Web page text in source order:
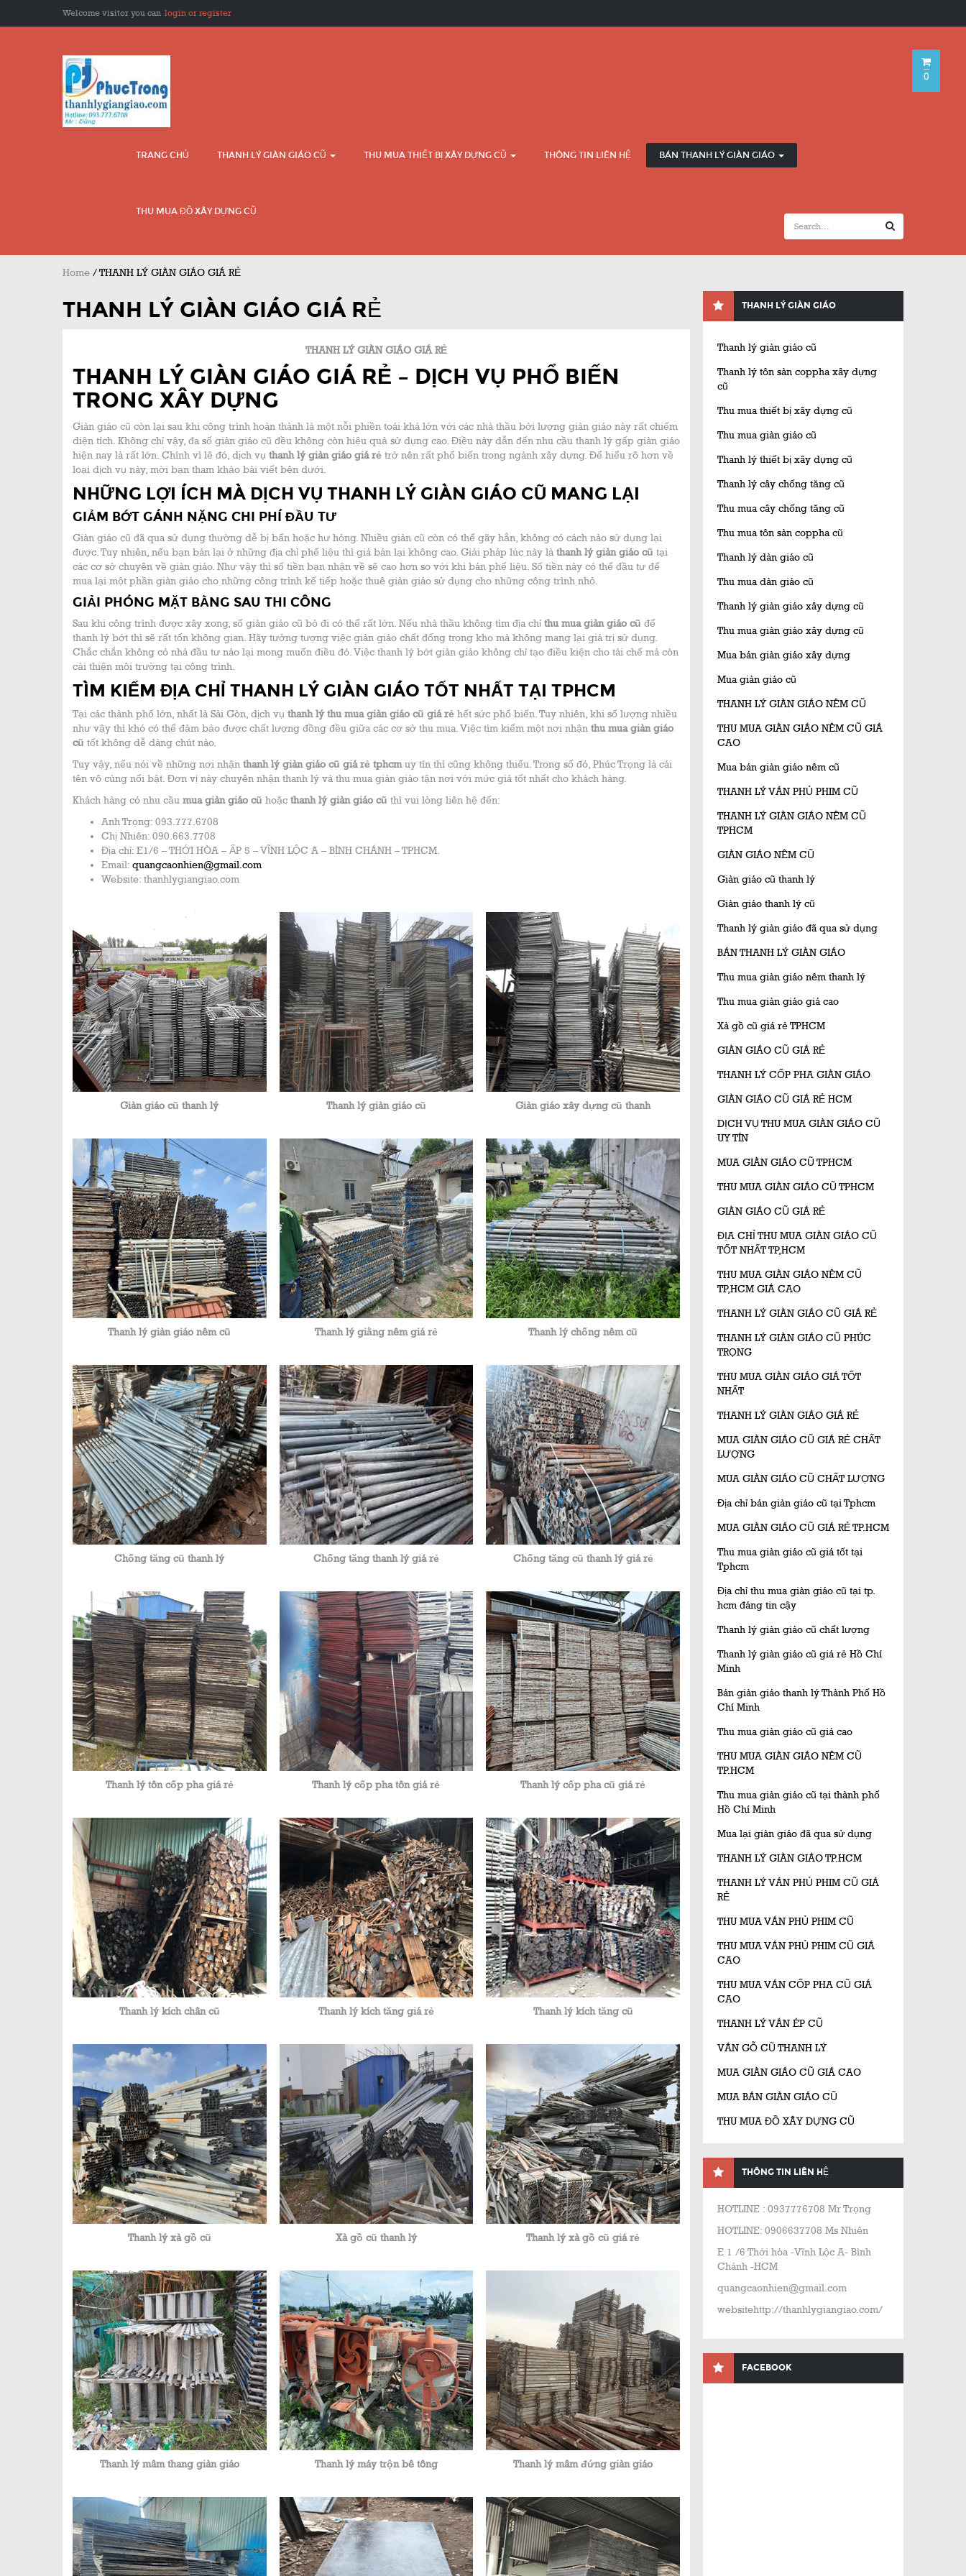
Welcome visitor you can login or register
TRANG CHỦ THANH LÝ GIÀN GIÁO CŨ THU MUA THIẾT BỊ XÂY DỰNG CŨ THÔNG TIN LIÊN HỆ BÁN THANH LÝ GIÀN GIÁO
THU MUA ĐỒ XÂY DỰNG CŨ
0
Home /THANH LÝ GIÀN GIÁO GIÁ RẺ
THANH LÝ GIÀN GIÁO GIÁ RẺ
THANH LÝ GIÀN GIÁO GIÁ RẺ
THANH LÝ GIÀN GIÁO GIÁ RẺ – DỊCH VỤ PHỔ BIẾN
TRONG XÂY DỰNG
Giàn giáo cũ còn lại sau khi công trình hoàn thành là một nỗi phiền toái khá lớn với các nhà thầu bởi lượng giàn giáo này rất chiếm
diện tích. Không chỉ vậy, đa số giàn giáo cũ đều không còn hiệu quả sử dụng cao. Điều này dẫn đến nhu cầu thanh lý gấp giàn giáo
hiện nay là rất lớn. Chính vì lẽ đó, dịch vụ thanh lý giàn giáo giá rẻ trở nên rất phổ biến trong ngành xây dựng. Để hiểu rõ hơn về
loại dịch vụ này, mời bạn tham khảo bài viết bên dưới.
NHỮNG LỢI ÍCH MÀ DỊCH VỤ THANH LÝ GIÀN GIÁO CŨ MANG LẠI
GIẢM BỚT GÁNH NẶNG CHI PHÍ ĐẦU TƯ
Giàn giáo cũ đã qua sử dụng thường dễ bị bẩn hoặc hư hỏng. Nhiều giàn cũ còn có thể gãy hẳn, không có cách nào sử dụng lại
được. Tuy nhiên, nếu bạn bán lại ở những địa chỉ phế liệu thì giá bán lại không cao. Giải pháp lúc này làthanh lý giàn giáo cũ tại
các cơ sở chuyên về giàn giáo. Như vậy thì số tiền bạn nhận về sẽ cao hơn so với khi bán phế liệu. Số tiền này có thể đầu tư để
mua lại một phần giàn giáo cho những công trình kế tiếp hoặc thuê giàn giáo sử dụng cho những công trình nhỏ.
GIẢI PHÓNG MẶT BẰNG SAU THI CÔNG
Sau khi công trình được xây xong, số giàn giáo cũ bỏ đi có thể rất lớn. Nếu nhà thầu không tìm địa chỉ thu mua giàn giáo cũ để
thanh lý bớt thì sẽ rất tốn không gian. Hãy tưởng tượng việc giàn giáo chất đống trong kho mà không mang lại giá trị sử dụng.
Chắc chắn không có nhà đầu tư nào lại mong muốn điều đó. Việc thanh lý bớt giàn giáo không chỉ tạo điều kiện cho tái chế mà còn
cải thiện môi trường tại công trình.
TÌM KIẾM ĐỊA CHỈ THANH LÝ GIÀN GIÁO TỐT NHẤT TẠI TPHCM
Tại các thành phố lớn, nhất là Sài Gòn, dịch vụ thanh lý thu mua giàn giáo cũ giá rẻ hết sức phổ biến. Tuy nhiên, khi số lượng nhiều
như vậy thì khó có thể đảm bảo được chất lượng đồng đều giữa các cơ sở thu mua. Việc tìm kiếm một nơi nhận thu mua giàn giáo
cũ tốt không dễ dàng chút nào.
Tuy vậy, nếu nói về những nơi nhận thanh lý giàn giáo cũ giá rẻ tphcmuy tín thì cũng không thiếu. Trong số đó, Phúc Trọng là cái
tên vô cùng nổi bật. Đơn vị này chuyên nhận thanh lý và thu mua giàn giáo tận nơi với mức giá tốt nhất cho khách hàng.
Khách hàng có nhu cầu mua giàn giáo cũ hoặc thanh lý giàn giáo cũ thì vui lòng liên hệ đến:
Anh Trọng: 093.777.6708
Chị Nhiên: 090.663.7708
Địa chỉ: E1/6 – THỚI HÒA – ẤP 5 – VĨNH LỘC A – BÌNH CHÁNH – TPHCM.
Email: quangcaonhien@gmail.com
Website: thanhlygiangiao.com
Giàn giáo cũ thanh lý Thanh lý giàn giáo cũ Giàn giáo xây dựng cũ thanh
Thanh lý giàn giáo nêm cũ Thanh lý giằng nêm giá rẻ Thanh lý chống nêm cũ
Chống tăng cũ thanh lý Chống tăng thanh lý giá rẻ Chống tăng cũ thanh lý giá rẻ
Thanh lý tôn cốp pha giá rẻ Thanh lý cốp pha tôn giá rẻ Thanh lý cốp pha cũ giá rẻ
Thanh lý kích chân cũ Thanh lý kích tăng giá rẻ Thanh lý kích tăng cũ
Thanh lý xà gồ cũ Xà gồ cũ thanh lý Thanh lý xà gồ cũ giá rẻ
Thanh lý mâm thang giàn giáo Thanh lý máy trộn bê tông Thanh lý mâm đứng giàn giáo
THANH LÝ GIÀN GIÁO
Thanh lý giàn giáo cũ
Thanh lý tôn sàn coppha xây dựng
cũ
Thu mua thiết bị xây dựng cũ
Thu mua giàn giáo cũ
Thanh lý thiết bị xây dựng cũ
Thanh lý cây chống tăng cũ
Thu mua cây chống tăng cũ
Thu mua tôn sàn coppha cũ
Thanh lý dàn giáo cũ
Thu mua dàn giáo cũ
Thanh lý giàn giáo xây dựng cũ
Thu mua giàn giáo xây dựng cũ
Mua bán giàn giáo xây dựng
Mua giàn giáo cũ
THANH LÝ GIÀN GIÁO NÊM CŨ
THU MUA GIÀN GIÁO NÊM CŨ GIÁ
CAO
Mua bán giàn giáo nêm cũ
THANH LÝ VÁN PHỦ PHIM CŨ
THANH LÝ GIÀN GIÁO NÊM CŨ
TPHCM
GIÀN GIÁO NÊM CŨ
Giàn giáo cũ thanh lý
Giàn giáo thanh lý cũ
Thanh lý giàn giáo đã qua sử dụng
BÁN THANH LÝ GIÀN GIÁO
Thu mua giàn giáo nêm thanh lý
Thu mua giàn giáo giá cao
Xà gồ cũ giá rẻ TPHCM
GIÀN GIÁO CŨ GIÁ RẺ
THANH LÝ CỐP PHA GIÀN GIÁO
GIÀN GIÁO CŨ GIÁ RẺ HCM
DỊCH VỤ THU MUA GIÀN GIÁO CŨ
UY TÍN
MUA GIÀN GIÁO CŨ TPHCM
THU MUA GIÀN GIÁO CŨ TPHCM
GIÀN GIÁO CŨ GIÁ RẺ
ĐỊA CHỈ THU MUA GIÀN GIÁO CŨ
TỐT NHẤT TP,HCM
THU MUA GIÀN GIÁO NÊM CŨ
TP,HCM GIÁ CAO
THANH LÝ GIÀN GIÁO CŨ GIÁ RẺ
THANH LÝ GIÀN GIÁO CŨ PHÚC
TRỌNG
THU MUA GIÀN GIÁO GIÁ TỐT
NHẤT
THANH LÝ GIÀN GIÁO GIÁ RẺ
MUA GIÀN GIÁO CŨ GIÁ RẺ CHẤT
LƯỢNG
MUA GIÀN GIÁO CŨ CHẤT LƯỢNG
Địa chỉ bán giàn giáo cũ tại Tphcm
MUA GIÀN GIÁO CŨ GIÁ RẺ TP.HCM
Thu mua giàn giáo cũ giá tốt tại
Tphcm
Địa chỉ thu mua giàn giáo cũ tại tp.
hcm đáng tin cậy
Thanh lý giàn giáo cũ chất lượng
Thanh lý giàn giáo cũ giá rẻ Hồ Chí
Minh
Bán giàn giáo thanh lý Thành Phố Hồ
Chí Minh
Thu mua giàn giáo cũ giá cao
THU MUA GIÀN GIÁO NÊM CŨ
TP.HCM
Thu mua giàn giáo cũ tại thành phố
Hồ Chí Minh
Mua lại giàn giáo đã qua sử dụng
THANH LÝ GIÀN GIÁO TP.HCM
THANH LÝ VÁN PHỦ PHIM CŨ GIÁ
RẺ
THU MUA VÁN PHỦ PHIM CŨ
THU MUA VÁN PHỦ PHIM CŨ GIÁ
CAO
THU MUA VÁN CỐP PHA CŨ GIÁ
CAO
THANH LÝ VÁN ÉP CŨ
VÁN GỖ CŨ THANH LÝ
MUA GIÀN GIÁO CŨ GIÁ CAO
MUA BÁN GIÀN GIÁO CŨ
THU MUA ĐỒ XÂY DỰNG CŨ
THÔNG TIN LIÊN HỆ
HOTLINE : 0937776708 Mr Trọng
HOTLINE: 0906637708 Ms Nhiên
E 1 /6 Thới hòa -Vĩnh Lộc A- Bình
Chánh -HCM
quangcaonhien@gmail.com
websitehttp://thanhlygiangiao.com/
FACEBOOK